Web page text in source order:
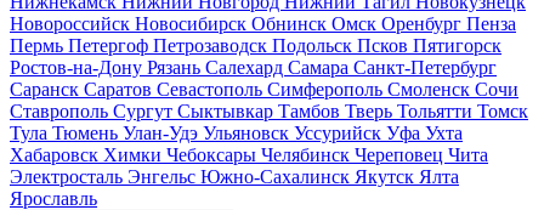
Новороссийск Новосибирск Обнинск Омск Оренбург Пенза
Пермь Петергоф Петрозаводск Подольск Псков Пятигорск
Ростов-на-Дону Рязань Салехард Самара Санкт-Петербург
Саранск Саратов Севастополь Симферополь Смоленск Сочи
Ставрополь Сургут Сыктывкар Тамбов Тверь Тольятти Томск
Тула Тюмень Улан-Удэ Ульяновск Уссурийск Уфа Ухта
Хабаровск Химки Чебоксары Челябинск Череповец Чита
Электросталь Энгельс Южно-Сахалинск Якутск Ялта
Ярославль